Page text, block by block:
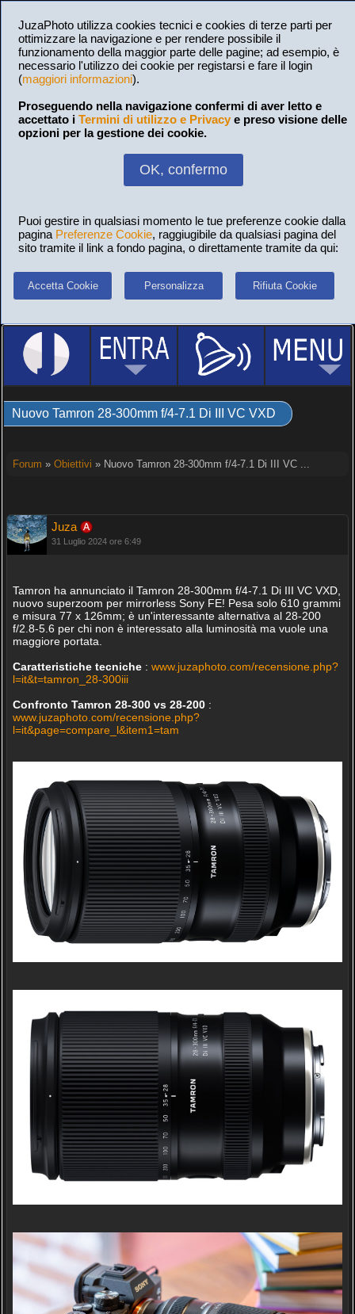
JuzaPhoto utilizza cookies tecnici e cookies di terze parti per
ottimizzare la navigazione e per rendere possibile il
funzionamento della maggior parte delle pagine; ad esempio, è
necessario l'utilizzo dei cookie per registarsi e fare il login
(maggiori informazioni).
Proseguendo nella navigazione confermi di aver letto e
accettato i Termini di utilizzo e Privacy e preso visione delle
opzioni per la gestione dei cookie.
OK, confermo
Puoi gestire in qualsiasi momento le tue preferenze cookie dalla
pagina Preferenze Cookie, raggiugibile da qualsiasi pagina del
sito tramite il link a fondo pagina, o direttamente tramite da qui:
Accetta Cookie Personalizza Rifiuta Cookie
Nuovo Tamron 28-300mm f/4-7.1 Di III VC VXD
Forum » Obiettivi » Nuovo Tamron 28-300mm f/4-7.1 Di III VC ...
Juza
31 Luglio 2024 ore 6:49
Tamron ha annunciato il Tamron 28-300mm f/4-7.1 Di III VC VXD,
nuovo superzoom per mirrorless Sony FE! Pesa solo 610 grammi
e misura 77 x 126mm; è un'interessante alternativa al 28-200
f/2.8-5.6 per chi non è interessato alla luminosità ma vuole una
maggiore portata.
Caratteristiche tecniche: www.juzaphoto.com/recensione.php?
l=it&t=tamron_28-300iii
Confronto Tamron 28-300 vs 28-200:
www.juzaphoto.com/recensione.php?
l=it&page=compare_l&item1=tam